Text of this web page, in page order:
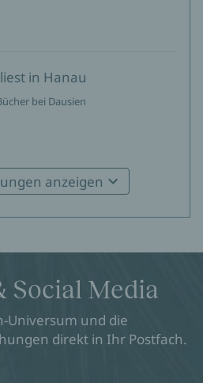
in Hanau
bei Dausien
Bischberg
Freiburg
zum Wetzstein
anzeigen
Social Media
Universum und die
direkt in Ihr Postfach.